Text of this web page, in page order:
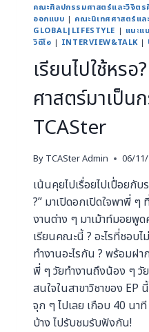
คณะศิลปกรรมศาสตร์และวิจิตร
ออกแบบ | คณะนิเทศศาสตร์แล
GLOBAL|LIFESTYLE | แนะแ
วิดีโอ | INTERVIEW&TALK|
เรียนไปใช้หร
ศาสตร์มาเป็น
TCASter
By TCASter Admin 06/
เน้นคุยไปเรื่อยไปเปื่อยกับ
?” มาเปิดอกเปิดใจพาพี่ ๆ
งานต่าง ๆ มาเม้าท์มอยพูด
เรียนคณะนี้ ? อะไรที่ชอบ
ทำงานอะไรกัน ? พร้อมฝา
พี่ ๆ วัยทำงานถึงน้อง ๆ
สนใจในสาขาวิชาของ EP
จุก ๆ ไปเลย เกือบ 40 นาที
บ้าง ไปรับชมรับฟังกัน!